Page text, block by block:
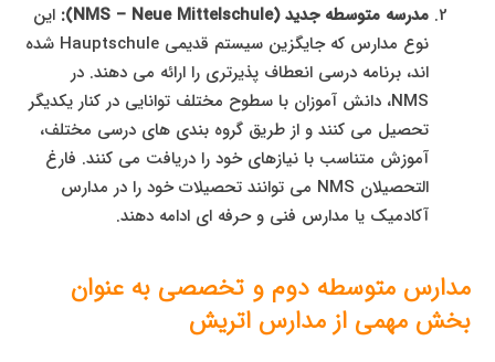
مدرسه متوسطه جدید (NMS – Neue Mittelschule):
این
نوع مدارس که جایگزین سیستم قدیمی Hauptschule شده
اند، برنامه درسی انعطاف پذیرتری را ارائه می دهند. در
NMS، دانش آموزان با سطوح مختلف توانایی در کنار یکدیگر
تحصیل می کنند و از طریق گروه بندی های درسی مختلف،
آموزش متناسب با نیازهای خود را دریافت می کنند. فارغ
التحصیلان NMS می توانند تحصیلات خود را در مدارس
آکادمیک یا مدارس فنی و حرفه ای ادامه دهند.
مدارس متوسطه دوم و تخصصی به عنوان
بخش مهمی از مدارس اتریش